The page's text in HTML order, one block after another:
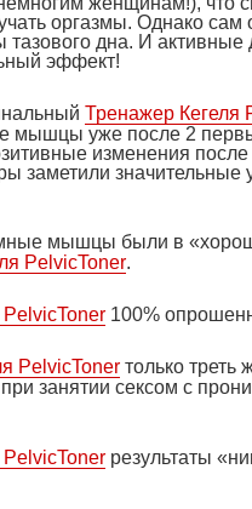
оргазмы. Однако сам
дна. И активные
эффект!
Тренажер Кегеля
мышцы уже после 2
изменения
заметили
мышцы были в
PelvicToner.
PelvicToner100%
PelvicTonerтолько треть
занятии сексом с
PelvicTonerрезультаты